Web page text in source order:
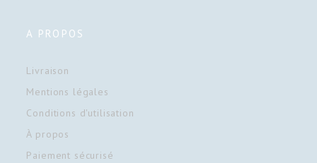
A PROPOS
Livraison
Mentions légales
Conditions d'utilisation
À propos
Paiement sécurisé